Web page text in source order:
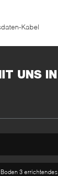
Kabel
UNS IN
3 errichtendes